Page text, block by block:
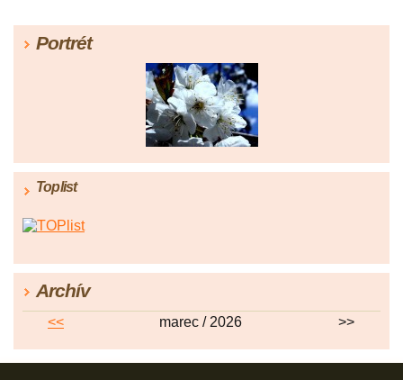
Portrét
Toplist
Archív
<< marec / 2026 >>